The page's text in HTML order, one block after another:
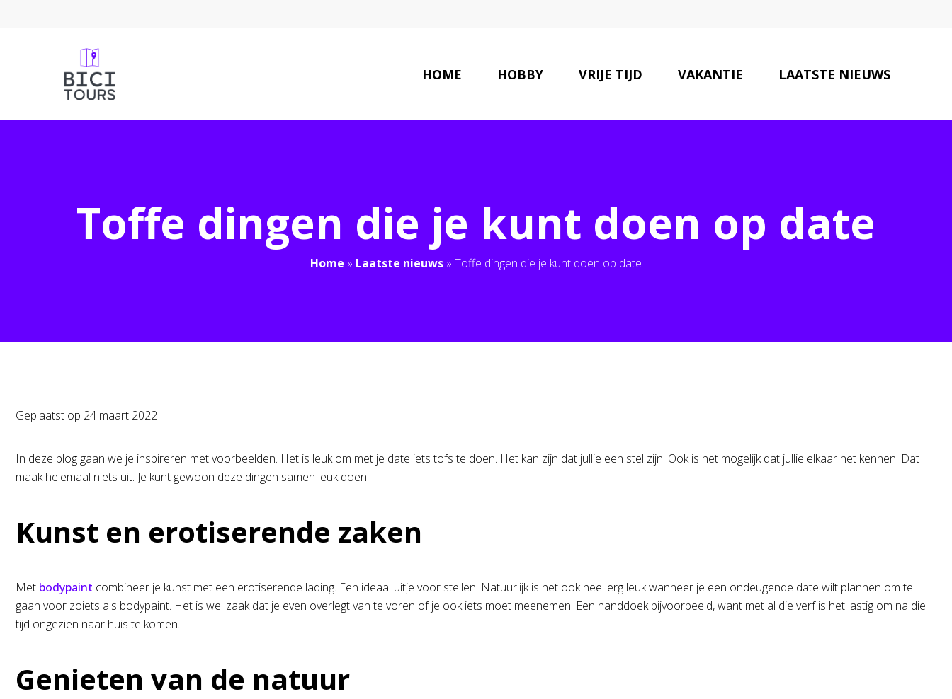
HOME HOBBY VRIJE TIJD VAKANTIE LAATSTE NIEUWS
Toffe dingen die je kunt doen op date
Home » Laatste nieuws » Toffe dingen die je kunt doen op date
Geplaatst op 24 maart 2022
In deze blog gaan we je inspireren met voorbeelden. Het is leuk om met je date iets tofs te doen. Het kan zijn dat jullie een stel zijn. Ook is het mogelijk dat jullie elkaar net kennen. Dat
maak helemaal niets uit. Je kunt gewoon deze dingen samen leuk doen.
Kunst en erotiserende zaken
Met bodypaint combineer je kunst met een erotiserende lading. Een ideaal uitje voor stellen. Natuurlijk is het ook heel erg leuk wanneer je een ondeugende date wilt plannen om te
gaan voor zoiets als bodypaint. Het is wel zaak dat je even overlegt van te voren of je ook iets moet meenemen. Een handdoek bijvoorbeeld, want met al die verf is het lastig om na die
tijd ongezien naar huis te komen.
Genieten van de natuur